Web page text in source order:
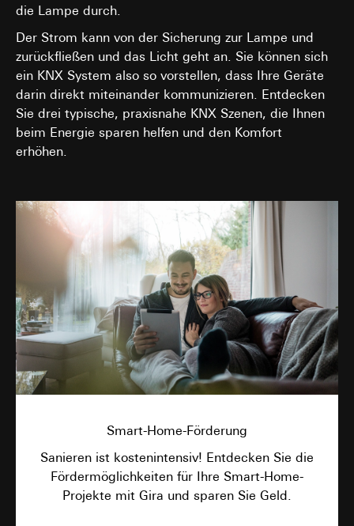
die Lampe durch.
Der Strom kann von der Sicherung zur Lampe und
zurückfließen und das Licht geht an. Sie können sich
ein KNX System also so vorstellen, dass Ihre Geräte
darin direkt miteinander kommunizieren. Entdecken
Sie drei typische, praxisnahe KNX Szenen, die Ihnen
beim Energie sparen helfen und den Komfort
erhöhen.
Smart-Home-Förderung
Sanieren ist kostenintensiv! Entdecken Sie die
Fördermöglichkeiten für Ihre Smart-Home-
Projekte mit Gira und sparen Sie Geld.